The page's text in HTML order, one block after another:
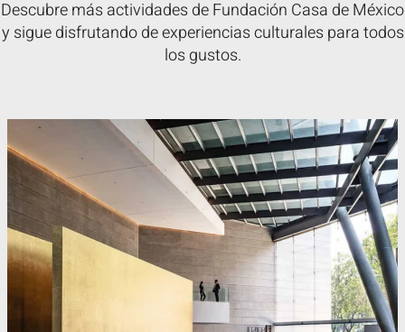
Descubre más actividades de Fundación Casa de México
y sigue disfrutando de experiencias culturales para todos
los gustos.